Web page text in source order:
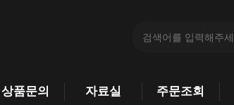
상품문의 자료실 주문조회